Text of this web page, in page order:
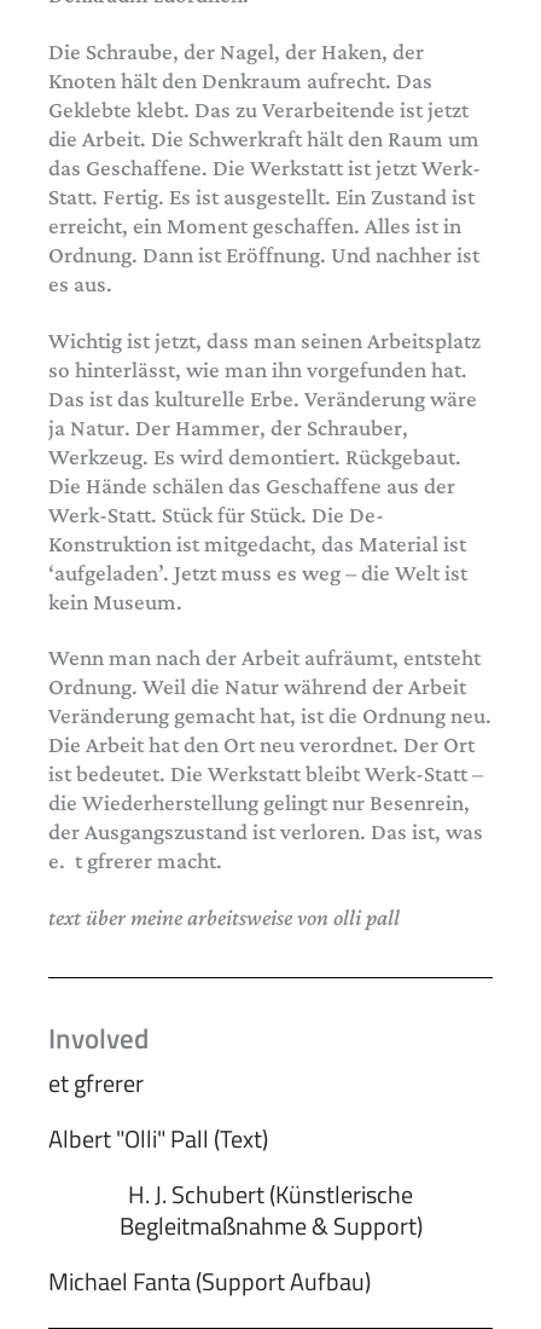
Die Schraube, der Nagel, der Haken, der
Knoten hält den Denkraum aufrecht. Das
Geklebte klebt. Das zu Verarbeitende ist jetzt
die Arbeit. Die Schwerkraft hält den Raum um
das Geschaffene. Die Werkstatt ist jetzt Werk-
Statt. Fertig. Es ist ausgestellt. Ein Zustand ist
erreicht, ein Moment geschaffen. Alles ist in
Ordnung. Dann ist Eröffnung. Und nachher ist
es aus.
Wichtig ist jetzt, dass man seinen Arbeitsplatz
so hinterlässt, wie man ihn vorgefunden hat.
Das ist das kulturelle Erbe. Veränderung wäre
ja Natur. Der Hammer, der Schrauber,
Werkzeug. Es wird demontiert. Rückgebaut.
Die Hände schälen das Geschaffene aus der
Werk-Statt. Stück für Stück. Die De-
Konstruktion ist mitgedacht, das Material ist
‘aufgeladen’. Jetzt muss es weg – die Welt ist
kein Museum.
Wenn man nach der Arbeit aufräumt, entsteht
Ordnung. Weil die Natur während der Arbeit
Veränderung gemacht hat, ist die Ordnung neu.
Die Arbeit hat den Ort neu verordnet. Der Ort
ist bedeutet. Die Werkstatt bleibt Werk-Statt –
die Wiederherstellung gelingt nur Besenrein,
der Ausgangszustand ist verloren. Das ist, was
e. t gfrerer macht.
text über meine arbeitsweise von olli pall
Involved
et gfrerer
Albert "Olli" Pall (Text)
H. J. Schubert (Künstlerische
Begleitmaßnahme & Support)
Michael Fanta (Support Aufbau)